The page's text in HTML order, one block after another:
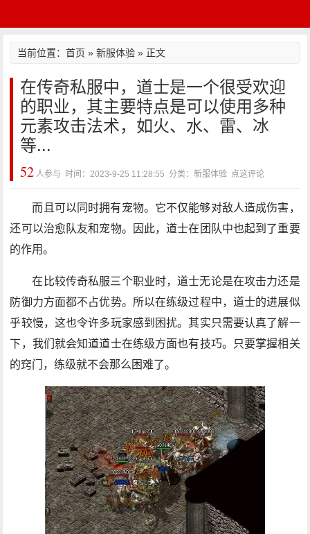
当前位置：首页 »新服体验 » 正文
在传奇私服中，道士是一个很受欢迎
的职业，其主要特点是可以使用多种
元素攻击法术，如火、水、雷、冰
等...
52 人参与 时间：2023-9-25 11:28:55 分类：新服体验 点这评论
而且可以同时拥有宠物。它不仅能够对敌人造成伤害，
还可以治愈队友和宠物。因此，道士在团队中也起到了重要
的作用。
在比较传奇私服三个职业时，道士无论是在攻击力还是
防御力方面都不占优势。所以在练级过程中，道士的进展似
乎较慢，这也令许多玩家感到困扰。其实只需要认真了解一
下，我们就会知道道士在练级方面也有技巧。只要掌握相关
的窍门，练级就不会那么困难了。